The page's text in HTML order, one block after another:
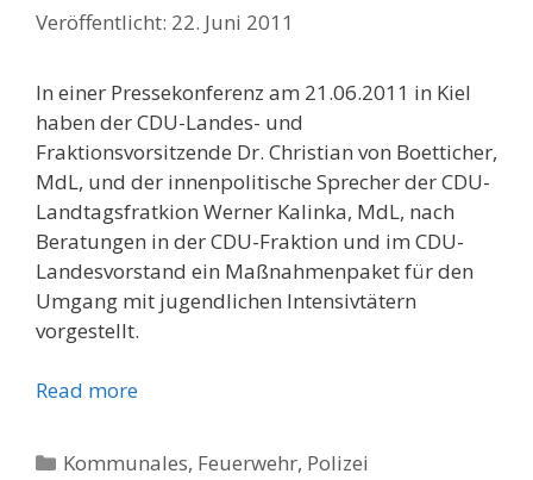
22. Juni 2011
In einer Pressekonferenz am 21.06.2011 in Kiel
haben der CDU-Landes- und
Fraktionsvorsitzende Dr. Christian von Boetticher,
MdL, und der innenpolitische Sprecher der CDU-
Landtagsfratkion Werner Kalinka, MdL, nach
Beratungen in der CDU-Fraktion und im CDU-
Landesvorstand ein Maßnahmenpaket für den
Umgang mit jugendlichen Intensivtätern
vorgestellt.
Read more
Kategorien
Kommunales, Feuerwehr, Polizei